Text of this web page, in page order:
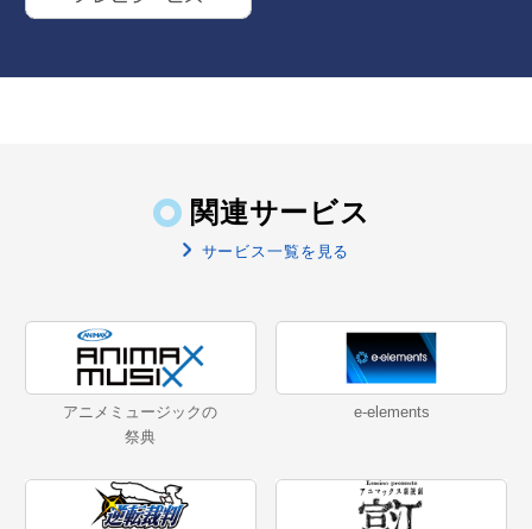
関連サービス
サービス一覧を見る
アニメミュージックの
祭典
e-elements